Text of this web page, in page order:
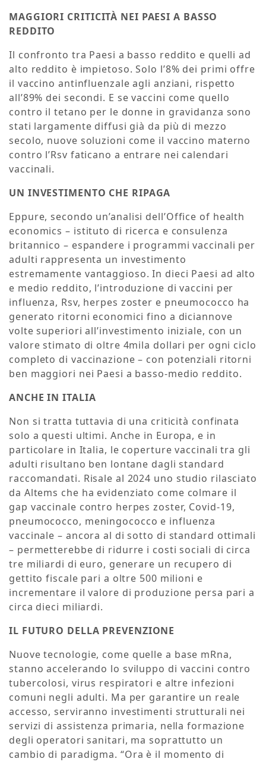
MAGGIORI CRITICITÀ NEI PAESI A BASSO
REDDITO
Il confronto tra Paesi a basso reddito e quelli ad
alto reddito è impietoso. Solo l’8% dei primi offre
il vaccino antinfluenzale agli anziani, rispetto
all’89% dei secondi. E se vaccini come quello
contro il tetano per le donne in gravidanza sono
stati largamente diffusi già da più di mezzo
secolo, nuove soluzioni come il vaccino materno
contro l’Rsv faticano a entrare nei calendari
vaccinali.
UN INVESTIMENTO CHE RIPAGA
Eppure, secondo un’analisi dell’Office of health
economics – istituto di ricerca e consulenza
britannico – espandere i programmi vaccinali per
adulti rappresenta un investimento
estremamente vantaggioso. In dieci Paesi ad alto
e medio reddito, l’introduzione di vaccini per
influenza, Rsv, herpes zoster e pneumococco ha
generato ritorni economici fino a diciannove
volte superiori all’investimento iniziale, con un
valore stimato di oltre 4mila dollari per ogni ciclo
completo di vaccinazione – con potenziali ritorni
ben maggiori nei Paesi a basso-medio reddito.
ANCHE IN ITALIA
Non si tratta tuttavia di una criticità confinata
solo a questi ultimi. Anche in Europa, e in
particolare in Italia, le coperture vaccinali tra gli
adulti risultano ben lontane dagli standard
raccomandati. Risale al 2024 uno studio rilasciato
da Altems che ha evidenziato come colmare il
gap vaccinale contro herpes zoster, Covid-19,
pneumococco, meningococco e influenza
vaccinale – ancora al di sotto di standard ottimali
– permetterebbe di ridurre i costi sociali di circa
tre miliardi di euro, generare un recupero di
gettito fiscale pari a oltre 500 milioni e
incrementare il valore di produzione persa pari a
circa dieci miliardi.
IL FUTURO DELLA PREVENZIONE
Nuove tecnologie, come quelle a base mRna,
stanno accelerando lo sviluppo di vaccini contro
tubercolosi, virus respiratori e altre infezioni
comuni negli adulti. Ma per garantire un reale
accesso, serviranno investimenti strutturali nei
servizi di assistenza primaria, nella formazione
degli operatori sanitari, ma soprattutto un
cambio di paradigma. “Ora è il momento di